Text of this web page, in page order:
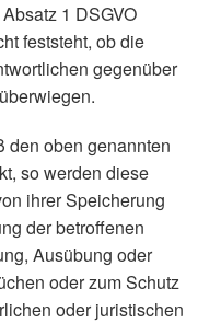
1 DSGVO
feststeht, ob die
gegenüber
den oben genannten
so werden diese
ihrer Speicherung
der betroffenen
Ausübung oder
oder zum Schutz
oder juristischen